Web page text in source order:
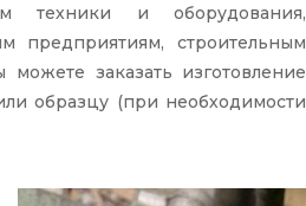
техники и оборудования,
предприятиям, строительным
заказать изготовление
образцу (при необходимости